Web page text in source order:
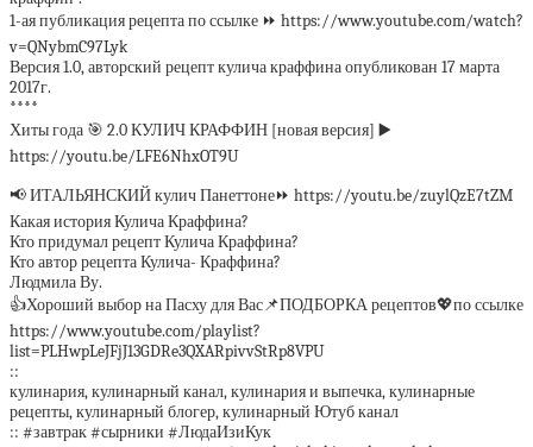
1-ая публикация рецепта по ссылке ⏩ https://www.youtube.com/watch?
v=QNybmC97Lyk
Версия 1.0, авторский рецепт кулича краффина опубликован 17 марта
2017г.
****
Хиты года 🎯 2.0 КУЛИЧ КРАФФИН [новая версия] ▶️
https://youtu.be/LFE6NhxOT9U
📢 ИТАЛЬЯНСКИЙ кулич Панеттоне⏩ https://youtu.be/zuylQzE7tZM
Какая история Кулича Краффина?
Кто придумал рецепт Кулича Краффина?
Кто автор рецепта Кулича- Краффина?
Людмила Ву.
👍Хороший выбор на Пасху для Вас📌ПОДБОРКА рецептов💖по ссылке
https://www.youtube.com/playlist?
list=PLHwpLeJFjJ13GDRe3QXARpivvStRp8VPU
::
кулинария, кулинарный канал, кулинария и выпечка, кулинарные
рецепты, кулинарный блогер, кулинарный Ютуб канал
:: #завтрак #сырники #ЛюдаИзиКук